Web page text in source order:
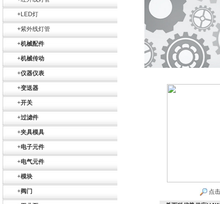
+LED灯
+紫外线灯管
+机械配件
+机械传动
+仪器仪表
+变送器
+开关
+过滤件
+夹具模具
+电子元件
+电气元件
+模块
+阀门
点